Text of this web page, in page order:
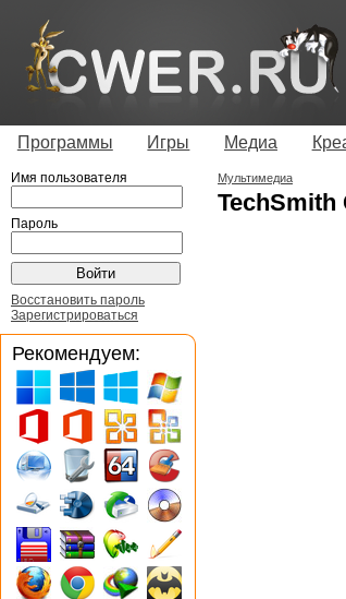
Программы Игры Медиа
Мультимедиа
TechSmith
Имя пользователя
Пароль
Восстановить пароль
Зарегистрироваться
Рекомендуем: